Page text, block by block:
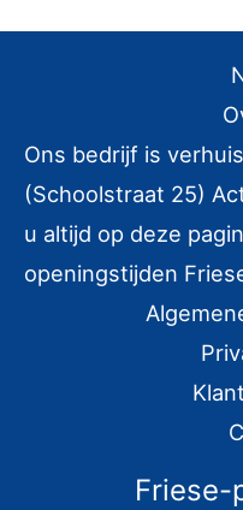
n
a
a
r
Ons bedrijf is
(Schoolstraat 25)
u altijd op deze
openingstijden
Friese-